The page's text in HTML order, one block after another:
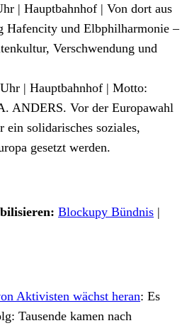
| Hauptbahnhof | Von dort aus
Hafencity und Elbphilharmonie –
Verschwendung und
| Hauptbahnhof | Motto:
ANDERS. Vor der Europawahl
solidarisches soziales,
gesetzt werden.
Blockupy Bündnis |
Aktivisten wächst heran: Es
Tausende kamen nach